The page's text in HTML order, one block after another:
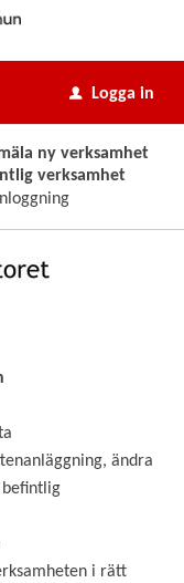
u Logga in
ny verksamhet
verksamhet
ändra
befintlig
i rätt